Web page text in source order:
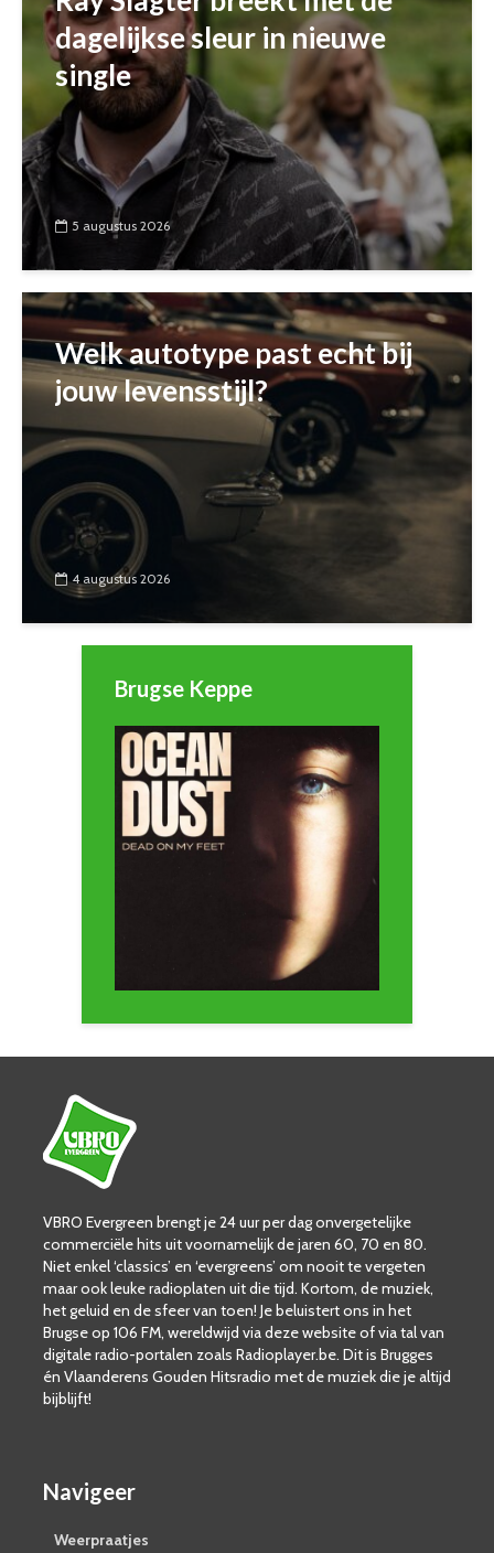
dagelijkse sleur in nieuwe
single
5 augustus 2026
Welk autotype past echt bij
jouw levensstijl?
4 augustus 2026
Brugse Keppe
VBRO Evergreen brengt je 24 uur per dag onvergetelijke
commerciële hits uit voornamelijk de jaren 60, 70 en 80.
Niet enkel ‘classics’ en ‘evergreens’ om nooit te vergeten
maar ook leuke radioplaten uit die tijd. Kortom, de muziek,
het geluid en de sfeer van toen! Je beluistert ons in het
Brugse op 106 FM, wereldwijd via deze website of via tal van
digitale radio-portalen zoals Radioplayer.be. Dit is Brugges
én Vlaanderens Gouden Hitsradio met de muziek die je altijd
bijblijft!
Navigeer
Weerpraatjes